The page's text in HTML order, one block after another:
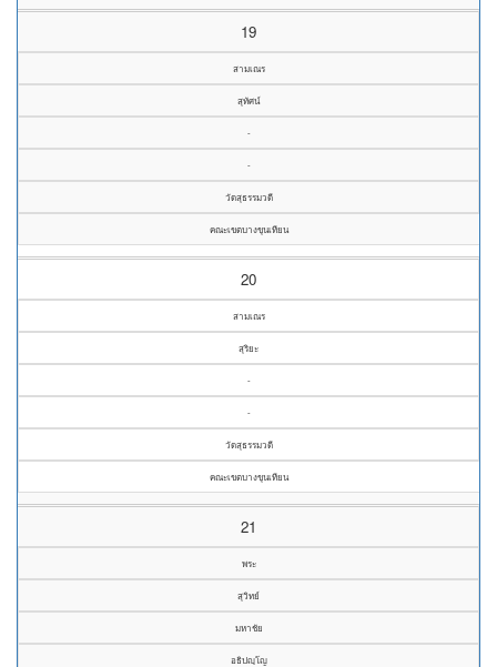
19
สามเณร
สุทัศน์
-
-
วัดสุธรรมวดี
คณะเขตบางขุนเทียน
20
สามเณร
สุริยะ
-
-
วัดสุธรรมวดี
คณะเขตบางขุนเทียน
21
พระ
สุวิทย์
มหาชัย
อธิปญฺโญ